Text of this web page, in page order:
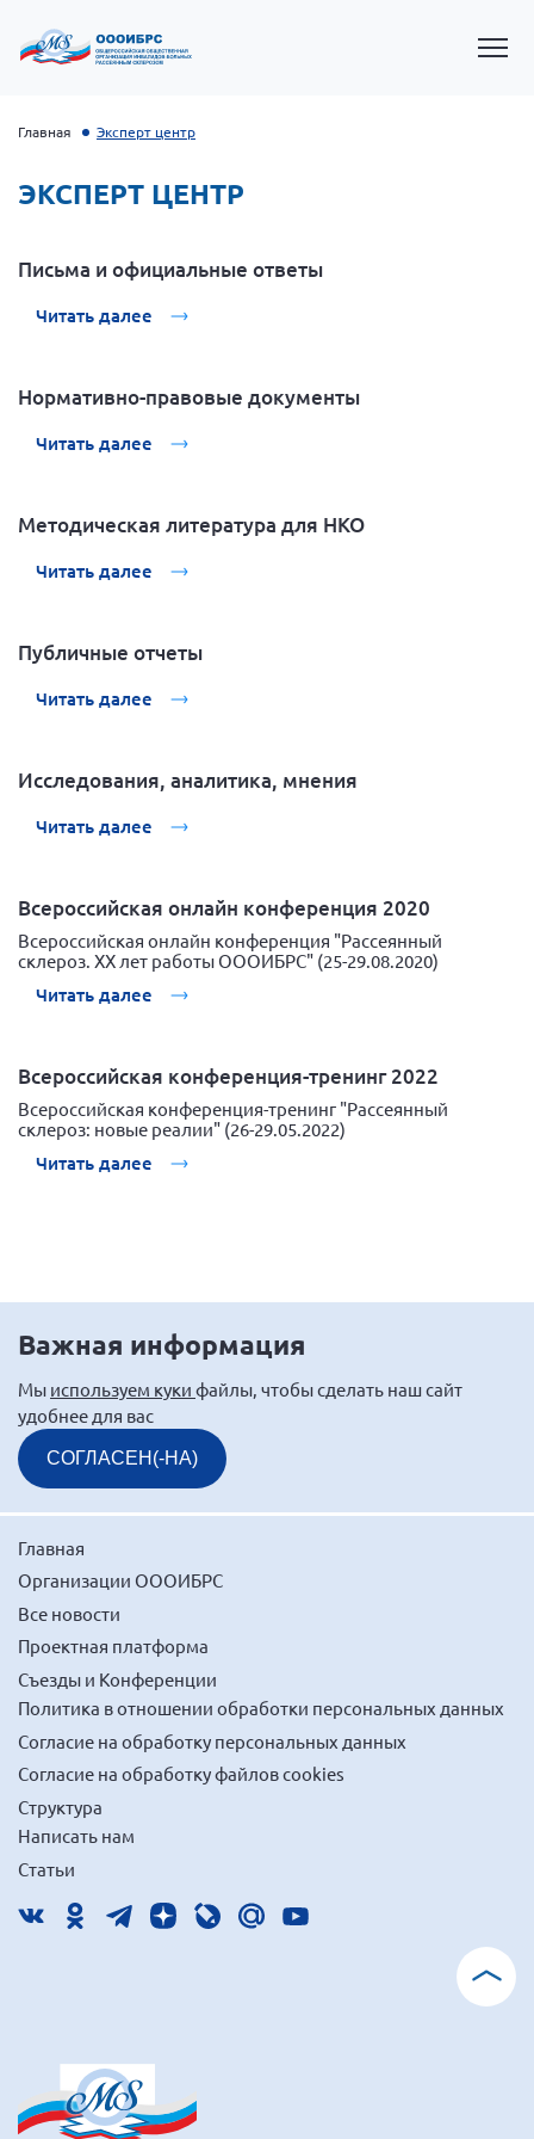
Президент Власов Я.В.
Первый вице-президент Кичигина Н. Ф.
Информационная служба
Вице-президент Черненко Д.Е.
Вице-президент Валюх М.В.
Вице-президент Цикорин И.В.
Вице-президент Груба Л.В.
Конференция ОООИБРС 2025
Экспертный совет ОООИБРС 2025
Конференция ОООИБРС 2024
Конференция ОООИБРС 2022
Конференция ОООИБРС 2021
Конференция ВСЭ 2021
Второй съезд
Третий съезд
Четвертый съезд
Пятый съезд
Шестой съезд
ОФ «Фонд содействия больным рассеянным
Нормативно-правовые документы
Методическая литература для НКО
Публичные отчеты
Исследования, аналитика, мнения
Всероссийская онлайн конференция
"Рассеянный склероз. XX лет работы
ОООИБРС" (25-29.08.2020)
Всероссийская конференция-тренинг
29.05.2022)
Алтайский край
Архангельская область
Главная Эксперт центр
ЭКСПЕРТ ЦЕНТР
Письма и официальные ответы
Читать далее
Нормативно-правовые документы
Читать далее
Методическая литература для НКО
Читать далее
Публичные отчеты
Читать далее
Исследования, аналитика, мнения
Читать далее
Всероссийская онлайн конференция 2020
Всероссийская онлайн конференция "Рассеянный
склероз. XX лет работы ОООИБРС" (25-29.08.2020)
Читать далее
Всероссийская конференция-тренинг 2022
Всероссийская конференция-тренинг "Рассеянный
склероз: новые реалии" (26-29.05.2022)
Читать далее
Важная информация
Мы используем куки файлы, чтобы сделать наш сайт
удобнее для вас
СОГЛАСЕН(-НА)
Главная
Организации ОООИБРС
Все новости
Проектная платформа
Съезды и Конференции
Политика в отношении обработки персональных данных
Согласие на обработку персональных данных
Согласие на обработку файлов cookies
Структура
Написать нам
Статьи